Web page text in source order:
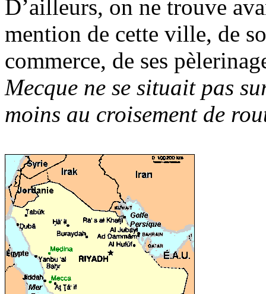
D’ailleurs, on ne trouve
mention de cette ville, de
commerce, de ses
Mecque ne se situait pas
moins au croisement de